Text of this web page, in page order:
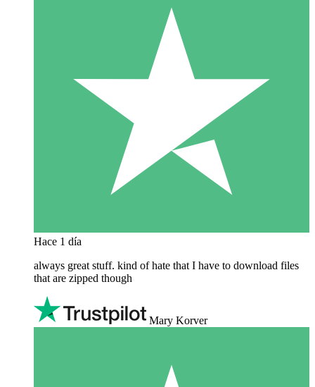
Hace 1 día
always great stuff. kind of hate that I have to download files
that are zipped though
Mary Korver